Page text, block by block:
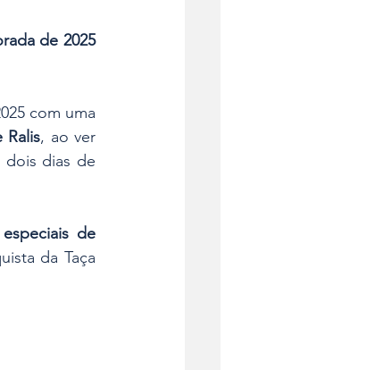
de 2025
com uma
Ralis
dias de
de
da Taça